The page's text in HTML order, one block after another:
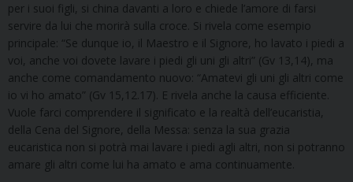
per i suoi figli, si china davanti a loro e chiede l’amore di farsi
servire da lui che morirà sulla croce. Si rivela come esempio
principale: “Se dunque io, il Maestro e il Signore, ho lavato i piedi a
voi, anche voi dovete lavare i piedi gli uni gli altri” (Gv 13,14), ma
anche come comandamento nuovo: “Amatevi gli uni gli altri come
io vi ho amato” (Gv 15,12.17). E rivela anche la causa efficiente.
Vuole farci comprendere il significato e la realtà dell’eucaristia,
della Cena del Signore, della Messa: senza la sua grazia
eucaristica non si potrà mai lavare i piedi agli altri, non si potranno
amare gli altri come lui ha amato e ama continuamente.